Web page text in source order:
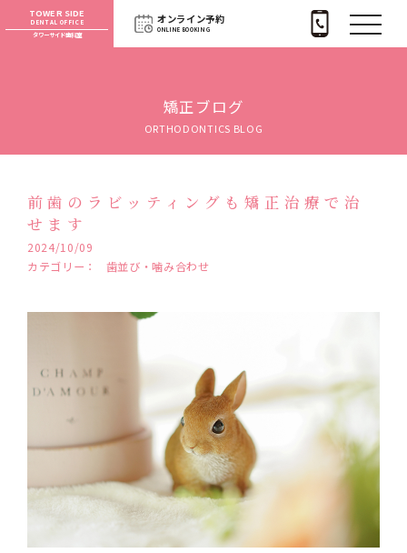
TOWER SIDE
DENTAL OFFICE
タワーサイド歯科室
オンライン予約
ONLINE BOOKING
矯正ブログ
ORTHODONTICS BLOG
前歯のラビッティングも矯正治療で治
せます
2024/10/09
カテゴリー：
歯並び・噛み合わせ